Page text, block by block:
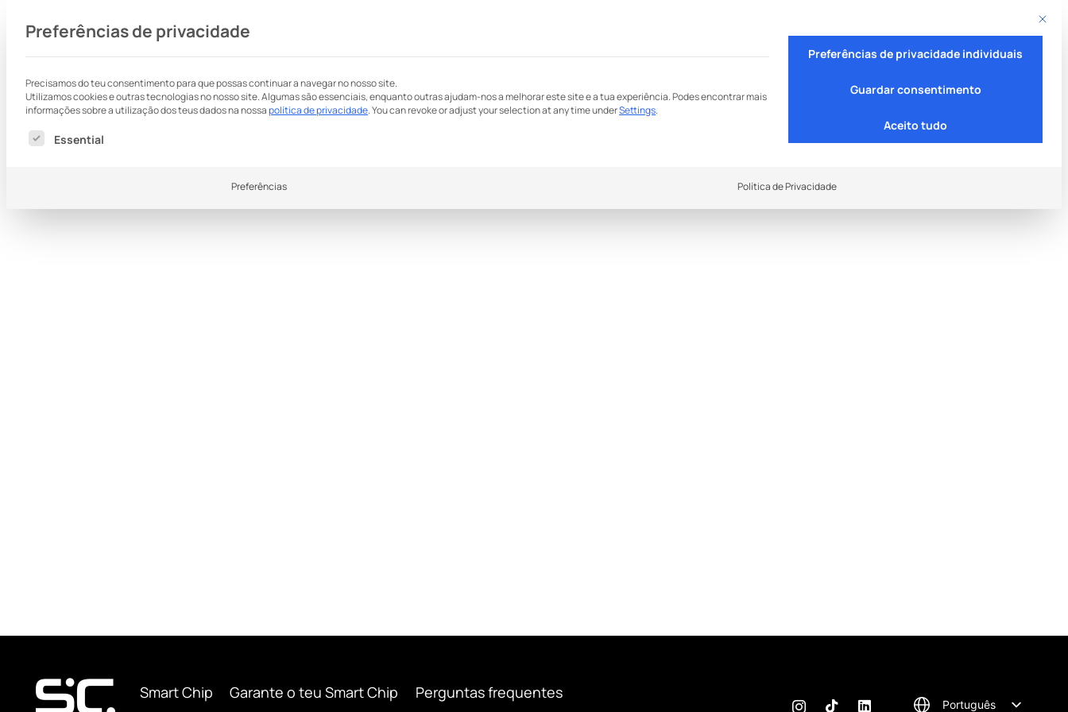
Smart Chip Garante o teu Smart Chip Perguntas frequentes
Português
Este
Preferências de privacidade
Precisamos do teu consentimento para que possas continuar a navegar no nosso site.
Utilizamos cookies e outras tecnologias no nosso site. Algumas são essenciais, enquanto outras ajudam-nos a melhorar este site e a tua experiência.Podes encontrar mais
informações sobre a utilização dos teus dados na nossapolítica de privacidade.You can revoke or adjust your selection at any time underSettings.
Segue-se uma lista dos grupos de serviços para os quais podes dar o teu consentimento. O primeiro grupo de serviços é essencial e não pode ser
Essential
Preferências de privacidade individuais
Guardar consentimento
Aceito tudo
Preferências Política de Privacidade